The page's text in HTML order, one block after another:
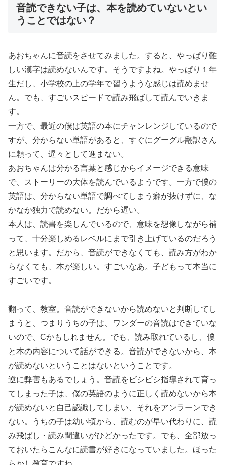
音読できない子は、本を読めていないとい
うことではない？
あおちゃんに音読をさせてみました。すると、やっぱり難
しい漢字は読めないんです。そうですよね。やっぱり１年
生だし、小学校の上の学年で習うような感じは読めませ
ん。でも、すごいスピードで読み飛ばして読んでいきま
す。
一方で、最近の僕は英語の本にチャンレンジしているので
すが、分からない単語があると、すぐにグーグル翻訳さん
に頼って、遅々として進まない。
あおちゃんは分かる言葉と感じからイメージできる意味
で、ストーリーの大体を読んでいるようです。一方で僕の
英語は、分からない単語で調べてしまう癖が抜けずに、な
かなか独力で読めない。だから遅い。
本人は、読書を楽しんでいるので、意味を想像しながら補
って、十分楽しめるレベルにまで引き上げているのだろう
と思います。だから、音読ができなくても、読み方がわか
らなくても、本が楽しい。すごいなあ。子どもって本当に
すごいです。
翻って、教室。音読ができないから読めないと判断してし
まうと、つまりうちの子は、ワンダーの音読はできていな
いので、Cかもしれません。でも、読み取れているし、僕
と本の内容について話ができる。音読ができないから、本
が読めないということはないということです。
逆に弊害もあるでしょう。音読をビシビシ指導されて育っ
てしまった子は、僕の英語のように正しく読めないから本
が読めないと自己認識してしまい、それをアンラーンでき
ない。うちの子は幼い頃から、読むのが早い代わりに、読
み飛ばし・読み間違いがひどかったです。でも、全部放っ
ておいたらこんなに読書が好きになっていました。ほった